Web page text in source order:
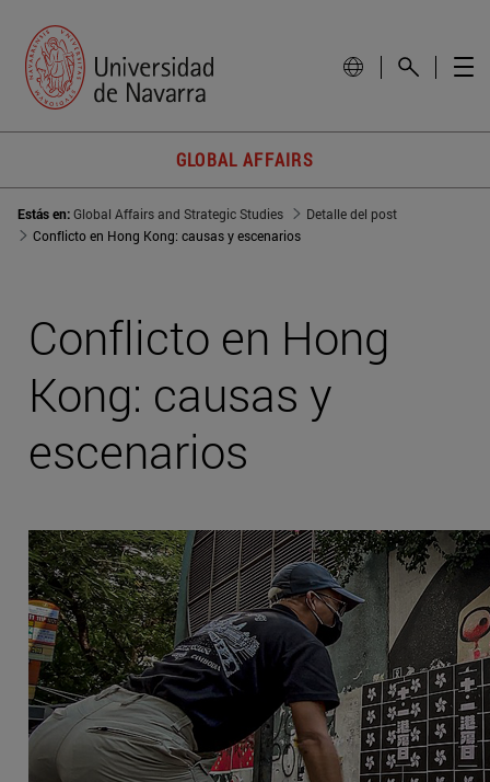
GLOBAL AFFAIRS
Estás en:Global Affairs and Strategic Studies
Detalle del post
Conflicto en Hong Kong: causas y escenarios
Conflicto en Hong
Kong: causas y
escenarios